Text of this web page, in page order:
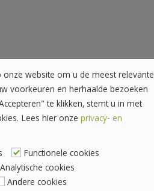
website om u de meest relevante
voorkeuren en herhaalde bezoeken
te klikken, stemt u in met
Lees hier onze privacy- en
Functionele cookies
Analytische cookies
Andere cookies